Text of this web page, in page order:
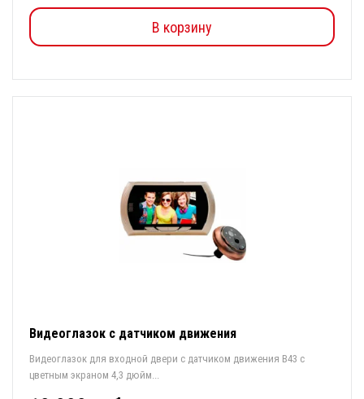
В корзину
Видеоглазок с датчиком движения
Видеоглазок для входной двери с датчиком движения B43 с
цветным экраном 4,3 дюйм...